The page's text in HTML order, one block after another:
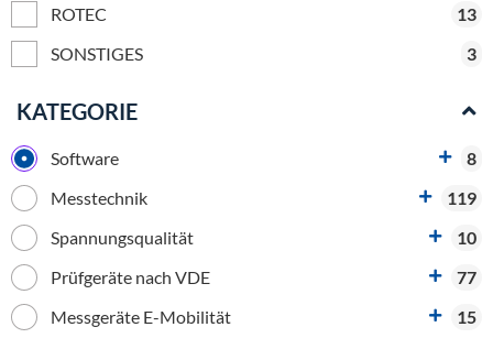
ROTEC
13
SONSTIGES
3
KATEGORIE
Software
8
Messtechnik
119
Spannungsqualität
10
Prüfgeräte nach VDE
77
Messgeräte E-Mobilität
15